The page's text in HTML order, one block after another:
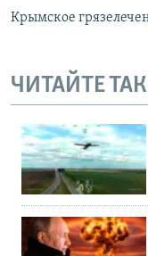
Крымское
ЧИТАЙТЕ